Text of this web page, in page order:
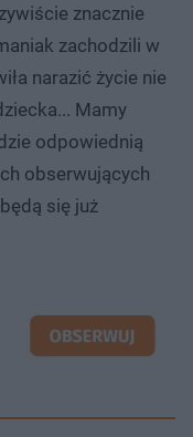
znacznie
zachodzili w
narazić życie nie
Mamy
odpowiednią
obserwujących
się już